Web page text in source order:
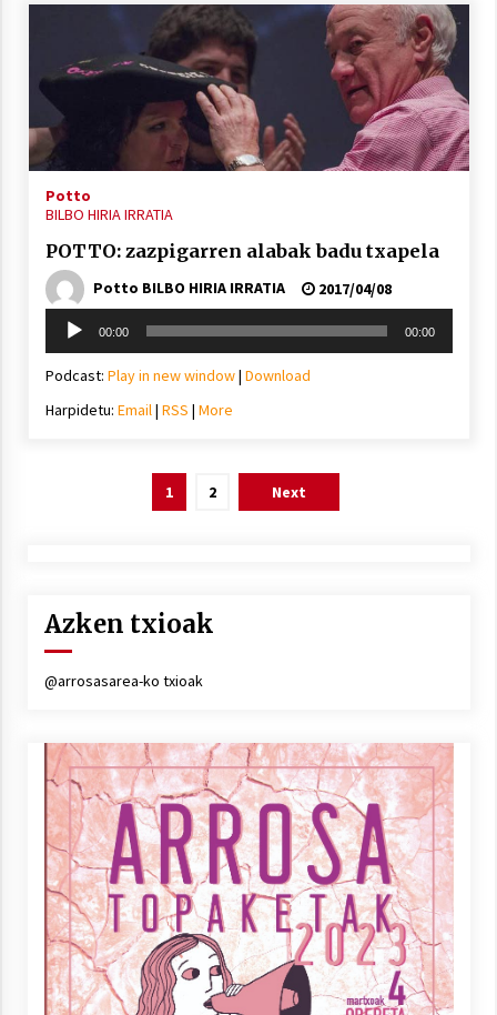
Potto
BILBO HIRIA IRRATIA
POTTO: zazpigarren alabak badu txapela
Potto BILBO HIRIA IRRATIA
2017/04/08
Soinu
erreproduzigailua
00:00 00:00
Podcast: Play in new window| Download
Harpidetu: Email| RSS | More
1 2 Next
Azken txioak
@arrosasarea-ko txioak